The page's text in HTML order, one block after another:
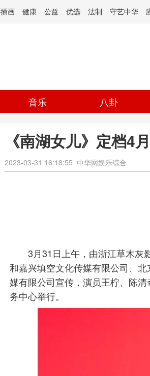
插画 健康 公益 优选 法制 守艺中华
音乐 八卦
《南湖女儿》定档4
2023-03-31 16:18:55 中华网娱乐综合
3月31日上午，由浙江草木灰
和嘉兴填空文化传媒有限公司、
媒有限公司宣传，演员王柠、陈
务中心举行。